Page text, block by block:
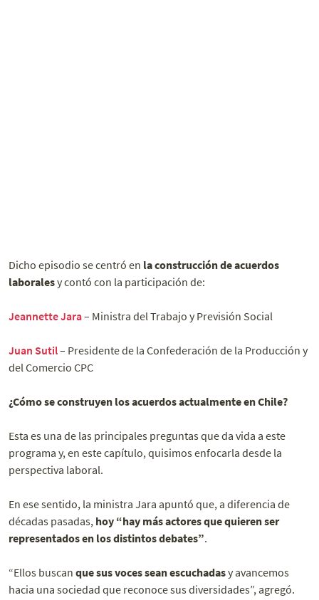
Dicho episodio se centró en la construcción de acuerdos
laboralesy contó con la participación de:
Jeannette Jara– Ministra del Trabajo y Previsión Social
Juan Sutil– Presidente de la Confederación de la Producción y
del Comercio CPC
¿Cómo se construyen los acuerdos actualmente en Chile?
Esta es una de las principales preguntas que da vida a este
programa y, en este capítulo, quisimos enfocarla desde la
perspectiva laboral.
En ese sentido, la ministra Jara apuntó que, a diferencia de
décadas pasadas, hoy “hay más actores que quieren ser
representados en los distintos debates”.
“Ellos buscan que sus voces sean escuchadasy avancemos
hacia una sociedad que reconoce sus diversidades”, agregó.